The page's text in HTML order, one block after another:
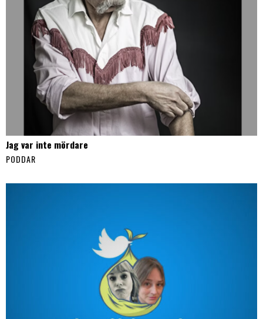
Jag var inte mördare
PODDAR